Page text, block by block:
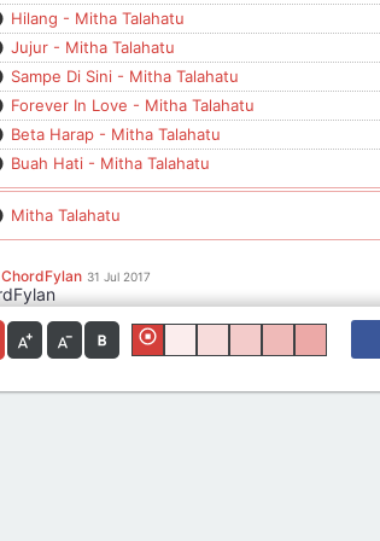
Hilang - Mitha Talahatu
Jujur - Mitha Talahatu
Sampe Di Sini - Mitha Talahatu
Forever In Love - Mitha Talahatu
Beta Harap - Mitha Talahatu
Buah Hati - Mitha Talahatu
Mitha Talahatu
ChordFylan 31 Jul 2017